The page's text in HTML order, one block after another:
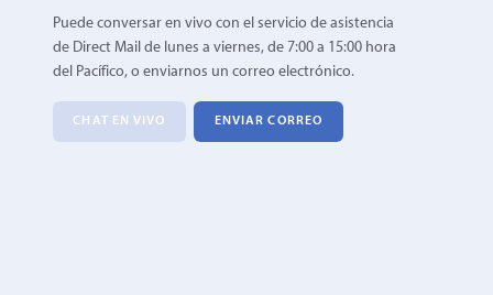
Puede conversar en vivo con el servicio de asistencia
de Direct Mail de lunes a viernes, de 7:00 a 15:00 hora
del Pacífico, o enviarnos un correo electrónico.
CHAT EN VIVO ENVIAR CORREO